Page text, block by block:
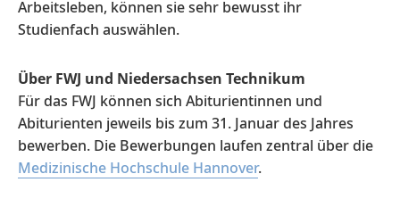
Arbeitsleben, können sie sehr bewusst ihr
Studienfach auswählen.
Über FWJ und Niedersachsen Technikum
Für das FWJ können sich Abiturientinnen und
Abiturienten jeweils bis zum 31. Januar des Jahres
bewerben. Die Bewerbungen laufen zentral über die
Medizinische Hochschule Hannover.